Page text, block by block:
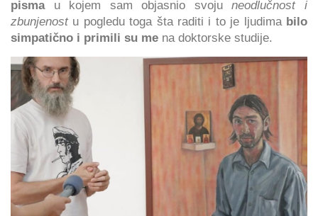
pismau kojem sam objasnio svojuneodlučnost i
zbunjenostu pogledu toga šta raditi i to je ljudimabilo
simpatično i primili su me na doktorske studije.